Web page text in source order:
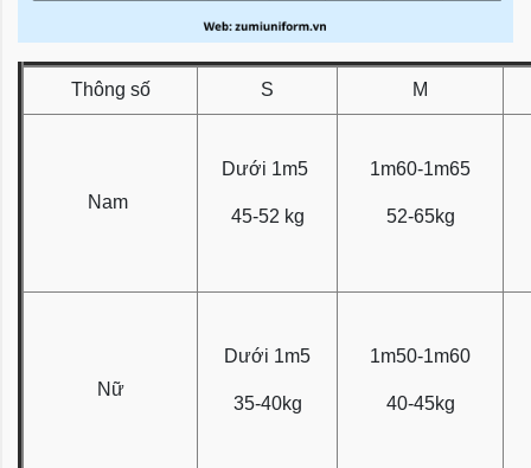
Thông số S M
Nam
Dưới 1m5
45-52 kg
1m60-1m65
52-65kg
Nữ
Dưới 1m5
35-40kg
1m50-1m60
40-45kg